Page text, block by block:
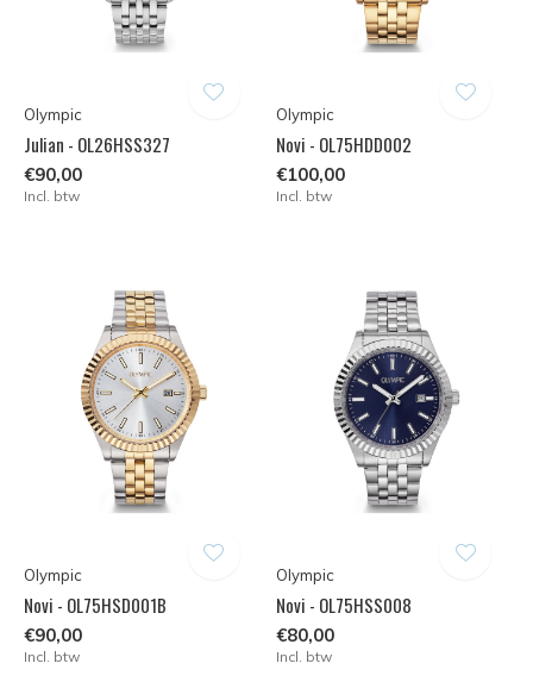
Olympic
Julian - OL26HSS327
€90,00
Incl. btw
Olympic
Novi - OL75HDD002
€100,00
Incl. btw
Olympic
Novi - OL75HSD001B
€90,00
Incl. btw
Olympic
Novi - OL75HSS008
€80,00
Incl. btw